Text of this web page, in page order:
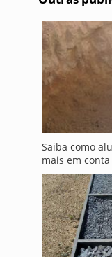
Saiba como
mais em conta